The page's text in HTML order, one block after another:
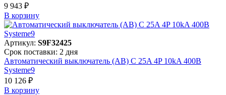
9 943 ₽
В корзинy
Артикул: S9F32425
Срок поставки: 2 дня
Автоматический выключатель (АВ) C 25A 4P 10kA 400В
Systeme9
10 126 ₽
В корзинy